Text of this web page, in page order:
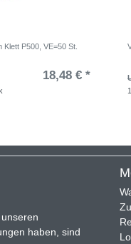
P500, VE=50 St.
18,48 € *
haben, sind